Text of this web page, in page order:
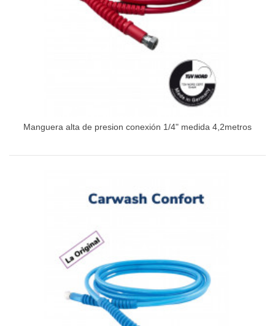
Manguera alta de presion conexión 1/4" medida 4,2metros